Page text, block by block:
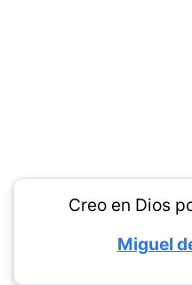
Creo en Dios
Miguel